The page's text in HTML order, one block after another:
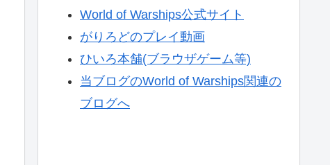
World of Warships公式サイト
がりろどのプレイ動画
ひいろ本舗(ブラウザゲーム等)
当ブログのWorld of Warships関連の
ブログへ